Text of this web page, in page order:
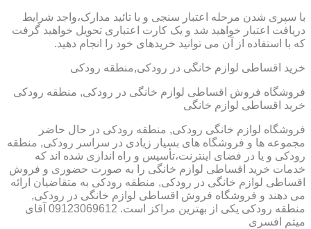
با سپری شدن مرحله اعتبار سنجی و با تائید مدارک،واجد شرایط
دریافت اعتبار خواهید شد و یک کارت اعتباری تحویل خواهید گرفت
که با استفاده از آن می توانید خریدهای خود را انجام دهید.
خرید اقساطی لوازم خانگی در رودکی,منطقه رودکی
فروشگاه فروش اقساطی لوازم خانگی در رودکی, منطقه رودکی
خرید اقساطی لوازم خانگی
فروشگاه لوازم خانگی رودکی, منطقه رودکی در حال حاضر
مجموعه ها و فروشگاه های بسیار زیادی در سراسر رودکی, منطقه
رودکی و یا در فضای اینترنت،تأسیس و راه اندازی شده اند که
خدمات خرید اقساطی لوازم خانگی را به صورت حضوری و فروش
اقساطی لوازم خانگی در رودکی, منطقه رودکی به متقاضیان ارائه
می دهند و فروشگاه فروش اقساطی لوازم خانگی در رودکی,
منطقه رودکی یکی از بهترین مراکز است. 09123069612 آقای
میثم افسری